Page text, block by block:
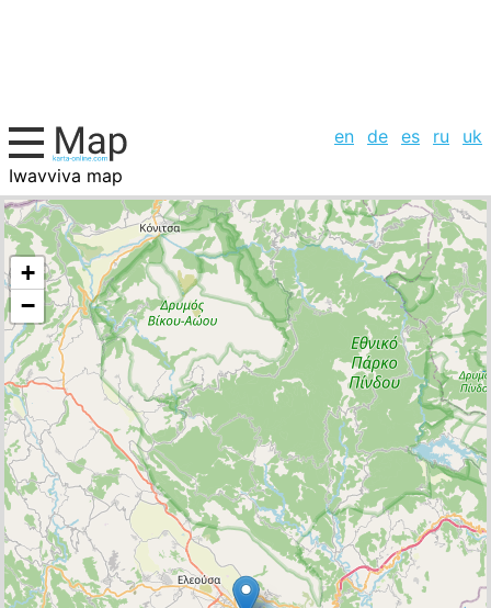
en de es ru
uk
Iwavviva map
Greece, cities list
+
−